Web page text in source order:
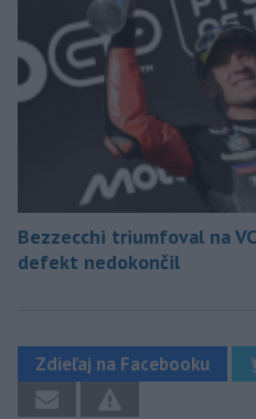
Bezzecchi triumfoval na
defekt nedokončil
Zdieľaj na Facebooku